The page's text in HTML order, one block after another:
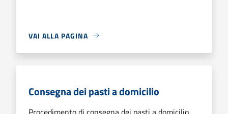
VAI ALLA PAGINA
Consegna dei pasti a domicilio